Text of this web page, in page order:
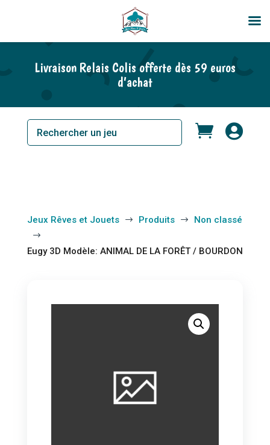
Livraison Relais Colis offerte dès 59 euros
d’achat
 
Jeux Rêves et Jouets $ Produits $ Non classé
$
Eugy 3D Modèle: ANIMAL DE LA FORÊT / BOURDON